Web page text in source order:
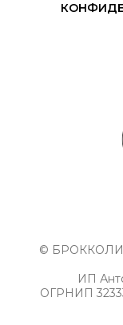
© БРОККОЛИ
ИП
ОГРНИП